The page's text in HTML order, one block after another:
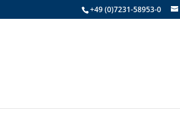
+49 (0)7231-58953-0